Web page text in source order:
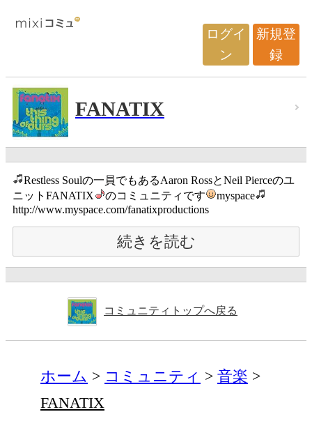
ログイ
ン
新規登
録
FANATIX
Restless Soulの一員でもあるAaron RossとNeil Pierceのユ
ニットFANATIX
のコミュニティです
myspace
http://www.myspace.com/fanatixproductions
続きを読む
コミュニティトップへ戻る
ホーム コミュニティ
音楽
FANATIX